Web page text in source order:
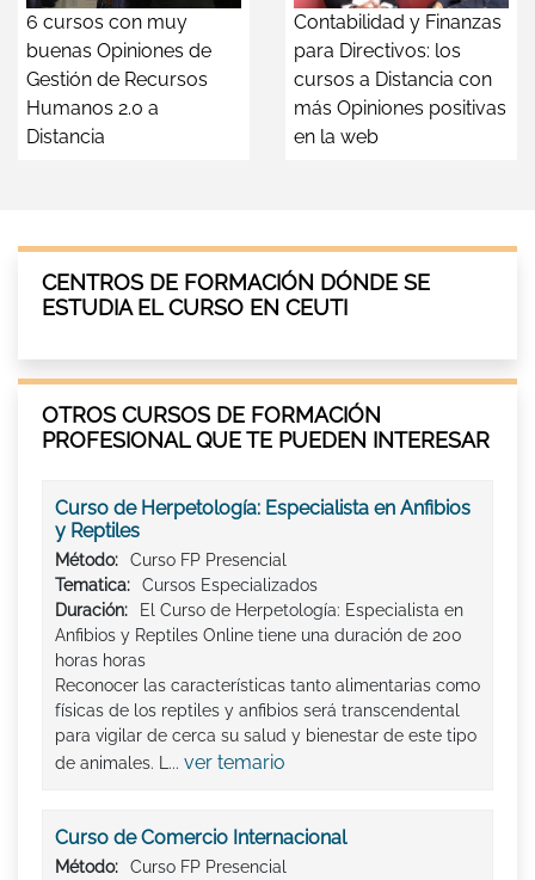
6 cursos con muy
buenas Opiniones de
Gestión de Recursos
Humanos 2.0 a
Distancia
Contabilidad y Finanzas
para Directivos: los
cursos a Distancia con
más Opiniones positivas
en la web
CENTROS DE FORMACIÓN DÓNDE SE
ESTUDIA EL CURSO EN CEUTI
OTROS CURSOS DE FORMACIÓN
PROFESIONAL QUE TE PUEDEN INTERESAR
Curso de Herpetología: Especialista en Anfibios
y Reptiles
Método:
Curso FP Presencial
Tematica:
Cursos Especializados
Duración:
El Curso de Herpetología: Especialista en
Anfibios y Reptiles Online tiene una duración de 200
horas horas
Reconocer las características tanto alimentarias como
físicas de los reptiles y anfibios será transcendental
para vigilar de cerca su salud y bienestar de este tipo
de animales. L... ver temario
Curso de Comercio Internacional
Método: Curso FP Presencial